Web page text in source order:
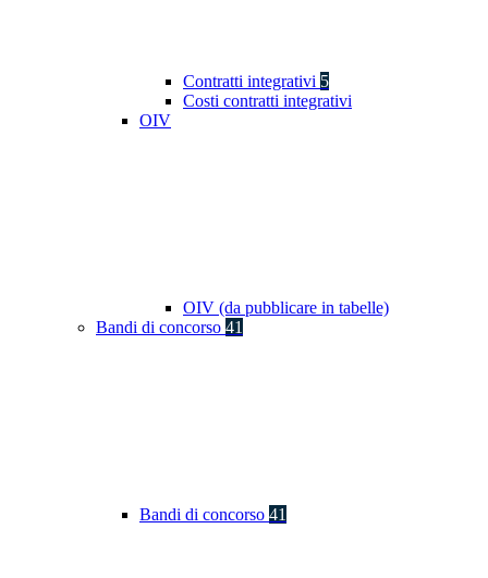
Contratti integrativi 5
Costi contratti integrativi
OIV
OIV (da pubblicare in tabelle)
Bandi di concorso 41
Bandi di concorso 41